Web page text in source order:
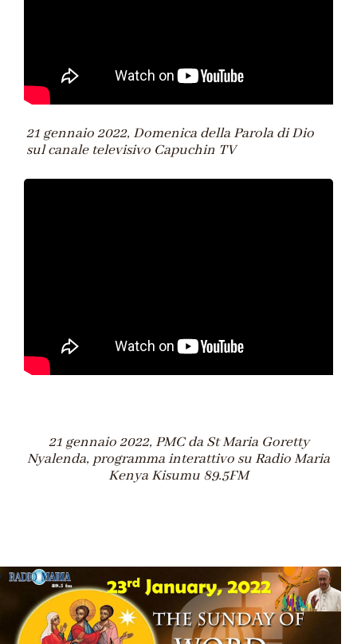
21 gennaio 2022, Domenica della Parola di Dio
sul canale televisivo Capuchin TV
21 gennaio 2022, PMC da St Maria Goretty
Nyalenda, programma interattivo su Radio Maria
Kenya Kisumu 89.5FM